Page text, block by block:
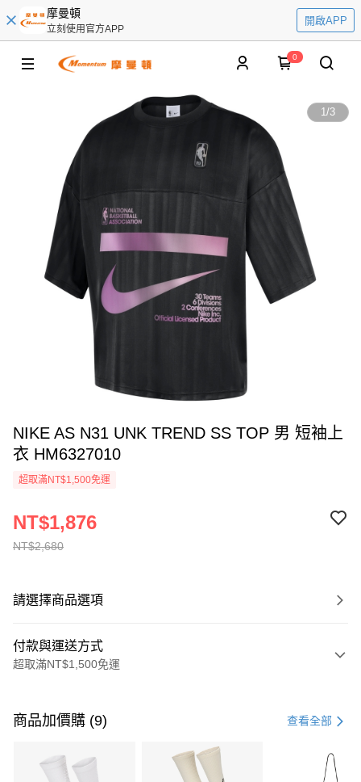
摩曼頓
立刻使用官方APP
開啟APP
0
1/3
NIKE AS N31 UNK TREND SS TOP 男 短袖上
衣 HM6327010
超取滿NT$1,500免運
NT$2,680
NT$1,876
請選擇商品選項
付款與運送方式
超取滿NT$1,500免運
信用卡一次付款
3 期 0 利率 每期 21家銀行
商品加價購 (9) 查看全部